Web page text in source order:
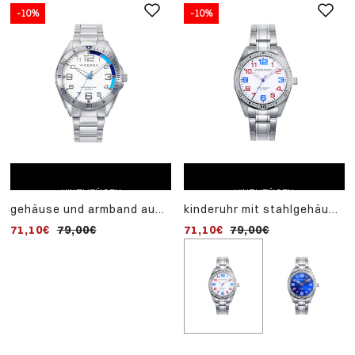
-10%
HINZUFÜGEN
gehäuse und armband aus
aus stahl und blauem leder
71,10€ 79,00€
-10%
HINZUFÜGEN
kinderuhr mit stahlgehäuse
stundenanzeigen. blaues
lederarmband mit
stahlplatte und geschenk-
emaille-details.
71,10€ 79,00€